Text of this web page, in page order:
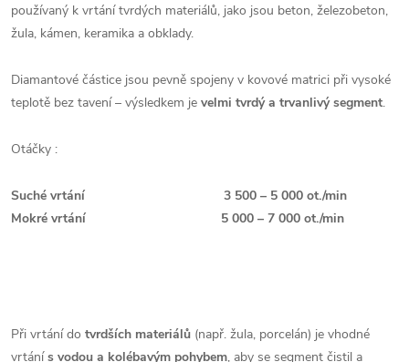
používaný k vrtání tvrdých materiálů, jako jsou beton, železobeton,
žula, kámen, keramika a obklady.
Diamantové částice jsou pevně spojeny v kovové matrici při vysoké
teplotě bez tavení – výsledkem je velmi tvrdý a trvanlivý segment.
Otáčky :
Suché vrtání
3 500 – 5 000 ot./min
Mokré vrtání
5 000 – 7 000 ot./min
Při vrtání do tvrdších materiálů (např. žula, porcelán) je vhodné
vrtánís vodou a kolébavým pohybem, aby se segment čistil a